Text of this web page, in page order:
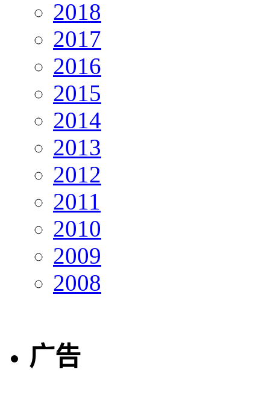
2018
2017
2016
2015
2014
2013
2012
2011
2010
2009
2008
广告